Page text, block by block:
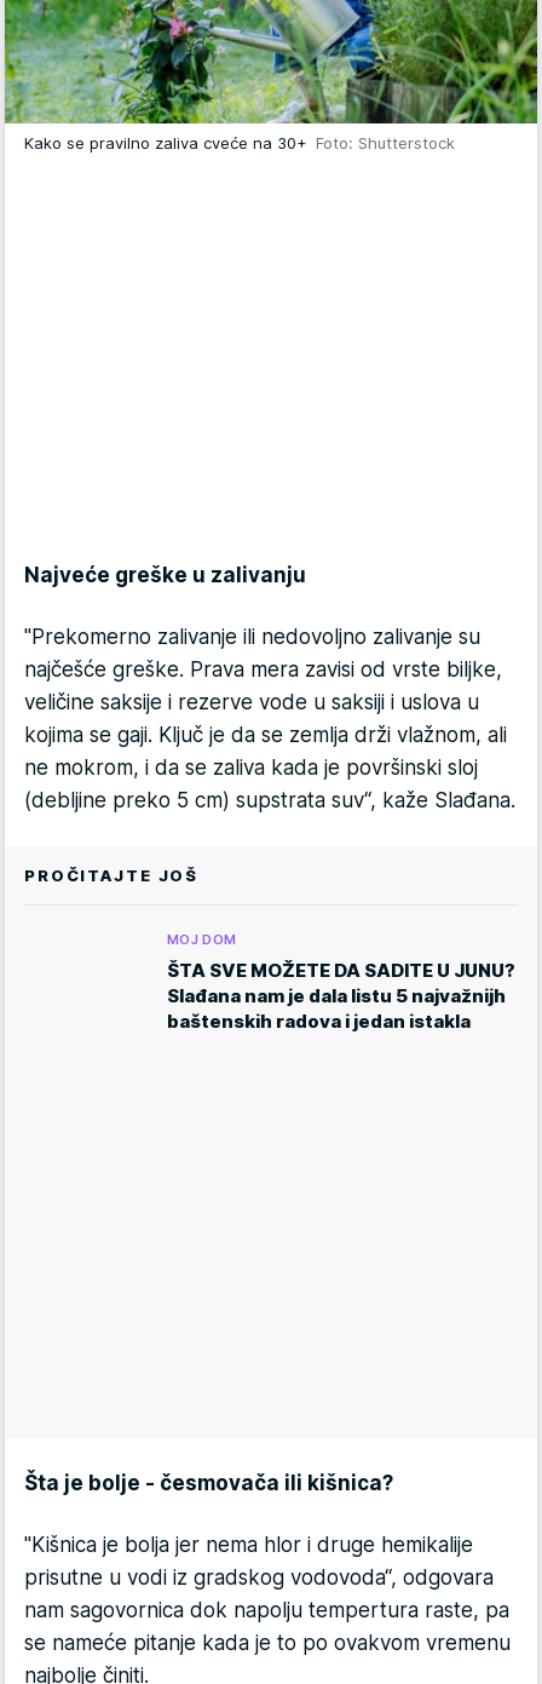
Kako se pravilno zaliva cveće na 30+ Foto: Shutterstock
Najveće greške u zalivanju
"Prekomerno zalivanje ili nedovoljno zalivanje su
najčešće greške. Prava mera zavisi od vrste biljke,
veličine saksije i rezerve vode u saksiji i uslova u
kojima se gaji. Ključ je da se zemlja drži vlažnom, ali
ne mokrom, i da se zaliva kada je površinski sloj
(debljine preko 5 cm) supstrata suv“, kaže Slađana.
PROČITAJTE JOŠ
MOJ DOM
ŠTA SVE MOŽETE DA SADITE U JUNU?
Slađana nam je dala listu 5 najvažnijh
baštenskih radova i jedan istakla
Šta je bolje - česmovača ili kišnica?
"Kišnica je bolja jer nema hlor i druge hemikalije
prisutne u vodi iz gradskog vodovoda“, odgovara
nam sagovornica dok napolju tempertura raste, pa
se nameće pitanje kada je to po ovakvom vremenu
najbolje činiti.